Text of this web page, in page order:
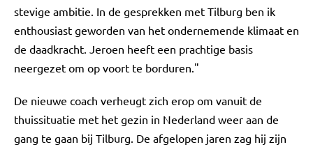
stevige ambitie. In de gesprekken met Tilburg ben ik
enthousiast geworden van het ondernemende klimaat en
de daadkracht. Jeroen heeft een prachtige basis
neergezet om op voort te borduren."
De nieuwe coach verheugt zich erop om vanuit de
thuissituatie met het gezin in Nederland weer aan de
gang te gaan bij Tilburg. De afgelopen jaren zag hij zijn